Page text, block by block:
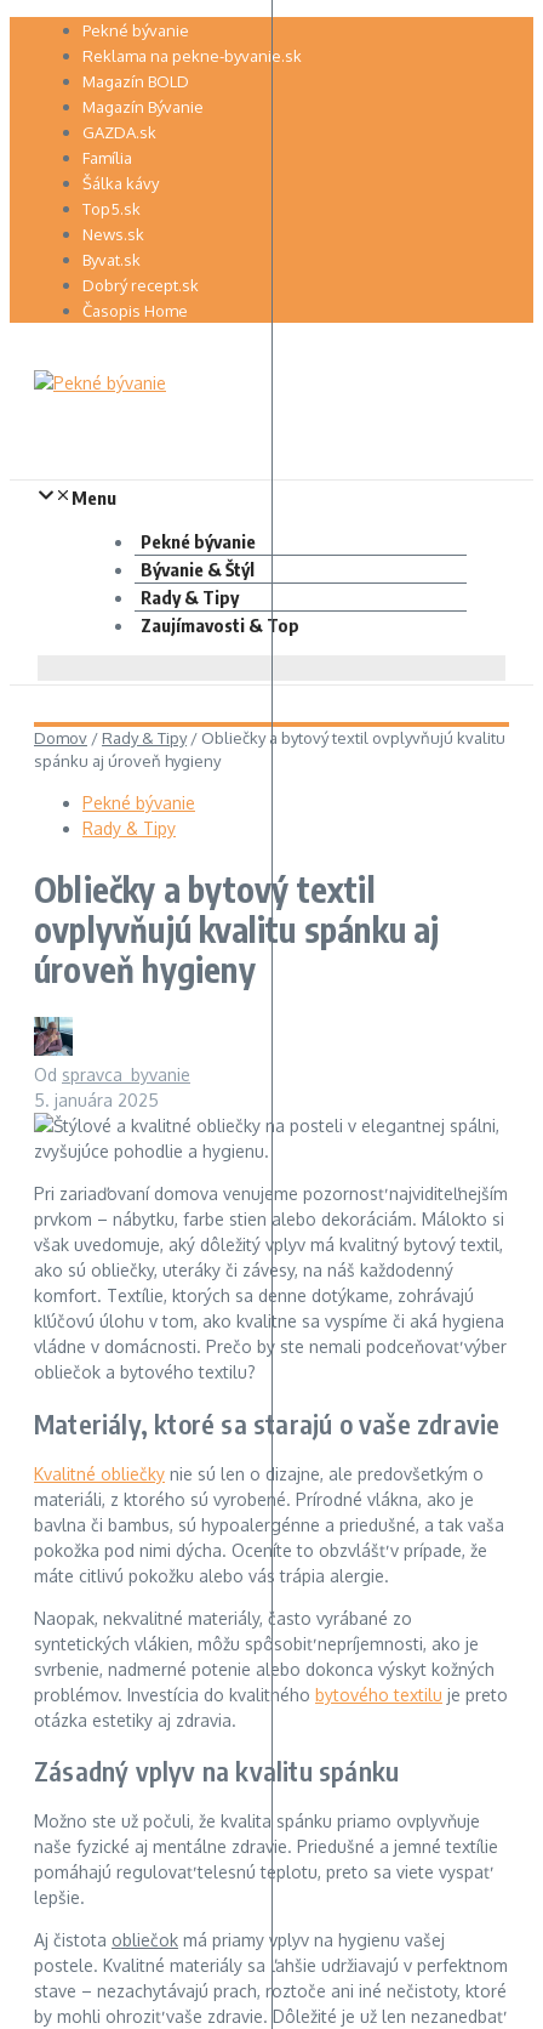
Preskočiť Pekné bývanie
Reklama na pekne-byvanie.sk
Magazín BOLD
Magazín Bývanie
GAZDA.sk
Família
Šálka kávy
Top5.sk
News.sk
Byvat.sk
Dobrý recept.sk
Časopis Home
Menu
Pekné bývanie
Bývanie & Štýl
Rady & Tipy
Zaujímavosti & Top
Domov / Rady & Tipy/ Obliečky a bytový textil ovplyvňujú kvalitu
spánku aj úroveň hygieny
Pekné bývanie
Rady & Tipy
Obliečky a bytový textil
ovplyvňujú kvalitu spánku aj
úroveň hygieny
Od spravca_byvanie
5. januára 2025
Pri zariaďovaní domova venujeme pozornosť najviditeľnejším
prvkom – nábytku, farbe stien alebo dekoráciám. Málokto si
však uvedomuje, aký dôležitý vplyv má kvalitný bytový textil,
ako sú obliečky, uteráky či závesy, na náš každodenný
komfort. Textílie, ktorých sa denne dotýkame, zohrávajú
kľúčovú úlohu v tom, ako kvalitne sa vyspíme či aká hygiena
vládne v domácnosti. Prečo by ste nemali podceňovať výber
obliečok a bytového textilu?
Materiály, ktoré sa starajú o vaše zdravie
Kvalitné obliečky nie sú len o dizajne, ale predovšetkým o
materiáli, z ktorého sú vyrobené. Prírodné vlákna, ako je
bavlna či bambus, sú hypoalergénne a priedušné, a tak vaša
pokožka pod nimi dýcha. Oceníte to obzvlášť v prípade, že
máte citlivú pokožku alebo vás trápia alergie.
Naopak, nekvalitné materiály, často vyrábané zo
syntetických vlákien, môžu spôsobiť nepríjemnosti, ako je
svrbenie, nadmerné potenie alebo dokonca výskyt kožných
problémov. Investícia do kvalitného bytového textilu je preto
otázka estetiky aj zdravia.
Zásadný vplyv na kvalitu spánku
Možno ste už počuli, že kvalita spánku priamo ovplyvňuje
naše fyzické aj mentálne zdravie. Priedušné a jemné textílie
pomáhajú regulovať telesnú teplotu, preto sa viete vyspať
lepšie.
Aj čistota obliečok má priamy vplyv na hygienu vašej
postele. Kvalitné materiály sa ľahšie udržiavajú v perfektnom
stave – nezachytávajú prach, roztoče ani iné nečistoty, ktoré
by mohli ohroziť vaše zdravie. Dôležité je už len nezanedbať